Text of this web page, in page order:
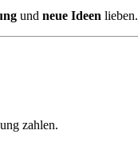
und neue Ideen lieben.
zahlen.